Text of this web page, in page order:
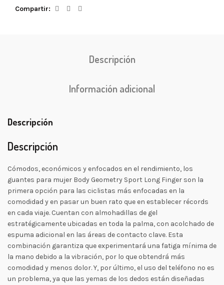
Compartir
Descripción
Información adicional
Descripción
Descripción
Cómodos, económicos y enfocados en el rendimiento, los
guantes para mujer Body Geometry Sport Long Finger son la
primera opción para las ciclistas más enfocadas en la
comodidad y en pasar un buen rato que en establecer récords
en cada viaje. Cuentan con almohadillas de gel
estratégicamente ubicadas en toda la palma, con acolchado de
espuma adicional en las áreas de contacto clave. Esta
combinación garantiza que experimentará una fatiga mínima de
la mano debido a la vibración, por lo que obtendrá más
comodidad y menos dolor. Y, por último, el uso del teléfono no es
un problema, ya que las yemas de los dedos están diseñadas